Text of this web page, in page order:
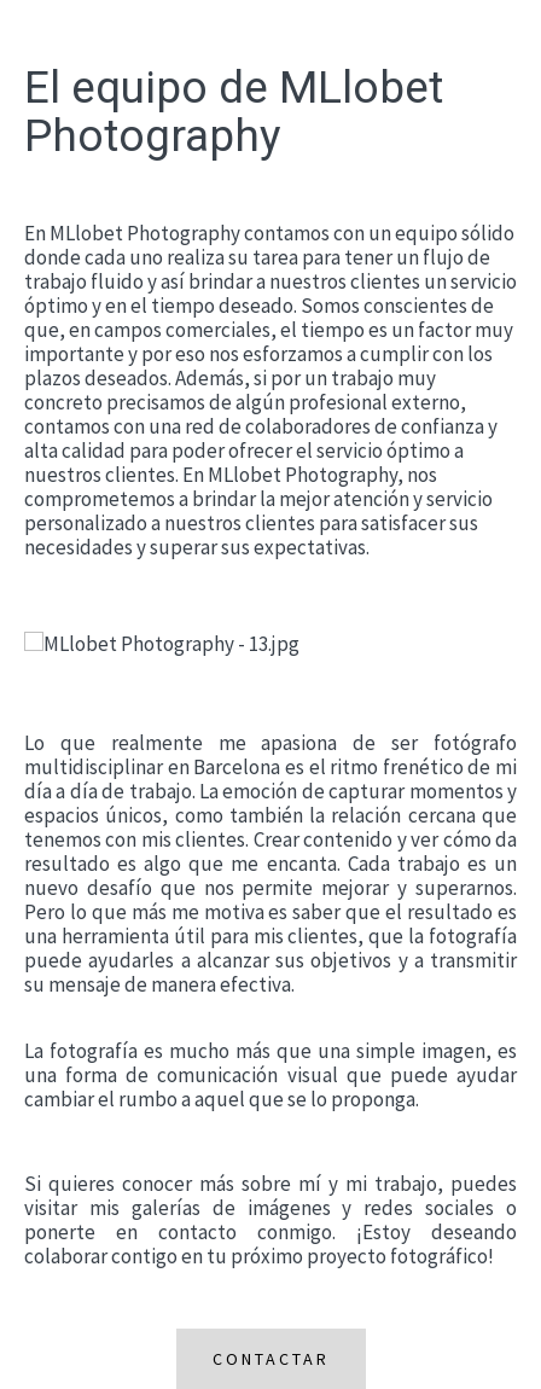
El equipo de MLlobet
Photography
En MLlobet Photography contamos con un equipo sólido
donde cada uno realiza su tarea para tener un flujo de
trabajo fluido y así brindar a nuestros clientes un servicio
óptimo y en el tiempo deseado. Somos conscientes de
que, en campos comerciales, el tiempo es un factor muy
importante y por eso nos esforzamos a cumplir con los
plazos deseados. Además, si por un trabajo muy
concreto precisamos de algún profesional externo,
contamos con una red de colaboradores de confianza y
alta calidad para poder ofrecer el servicio óptimo a
nuestros clientes. En MLlobet Photography, nos
comprometemos a brindar la mejor atención y servicio
personalizado a nuestros clientes para satisfacer sus
necesidades y superar sus expectativas.
Lo que realmente me apasiona de ser fotógrafo
multidisciplinar en Barcelona es el ritmo frenético de mi
día a día de trabajo. La emoción de capturar momentos y
espacios únicos, como también la relación cercana que
tenemos con mis clientes. Crear contenido y ver cómo da
resultado es algo que me encanta. Cada trabajo es un
nuevo desafío que nos permite mejorar y superarnos.
Pero lo que más me motiva es saber que el resultado es
una herramienta útil para mis clientes, que la fotografía
puede ayudarles a alcanzar sus objetivos y a transmitir
su mensaje de manera efectiva.
La fotografía es mucho más que una simple imagen, es
una forma de comunicación visual que puede ayudar
cambiar el rumbo a aquel que se lo proponga.
Si quieres conocer más sobre mí y mi trabajo, puedes
visitar mis galerías de imágenes y redes sociales o
ponerte en contacto conmigo. ¡Estoy deseando
colaborar contigo en tu próximo proyecto fotográfico!
CONTACTAR